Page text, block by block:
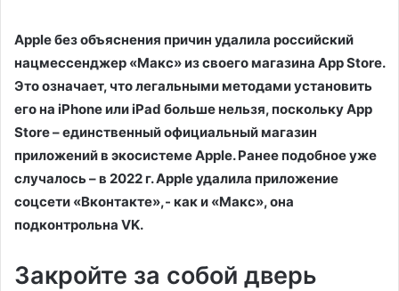
Apple без объяснения причин удалила российский
нацмессенджер «Макс» из своего магазина App Store.
Это означает, что легальными методами установить
его на iPhone или iPad больше нельзя, поскольку App
Store – единственный официальный магазин
приложений в экосистеме Apple. Ранее подобное уже
случалось – в 2022 г. Apple удалила приложение
соцсети «Вконтакте»,- как и «Макс», она
подконтрольна VK.
Закройте за собой дверь